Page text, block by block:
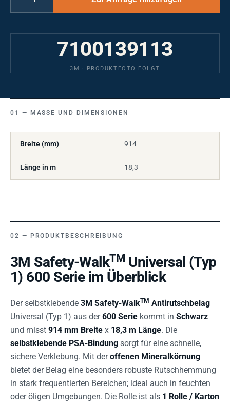
7100139113
3M · PRODUKTFOTO FOLGT
MASSE UND DIMENSIONEN
Breite (mm) 914
Länge in m 18,3
PRODUKTBESCHREIBUNG
3M Safety-WalkTM Universal (Typ
1) 600 Serie im Überblick
Der selbstklebende 3M Safety-WalkTM Antirutschbelag
Universal (Typ 1) aus der600 Serie kommt in Schwarz
und misst 914 mm Breite x 18,3 m Länge. Die
selbstklebende PSA-Bindung sorgt für eine schnelle,
sichere Verklebung. Mit deroffenen Mineralkörnung
bietet der Belag eine besonders robuste Rutschhemmung
in stark frequentierten Bereichen; ideal auch in feuchten
oder öligen Umgebungen. Die Rolle ist als 1 Rolle / Karton